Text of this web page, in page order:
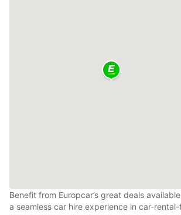
Benefit from Europcar’s great deals
a seamless car hire experience in car-